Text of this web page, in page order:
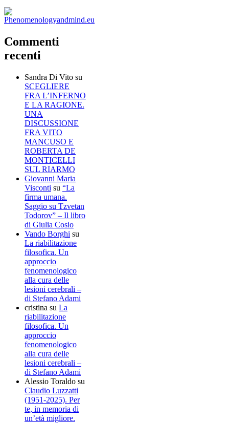
Commenti
recenti
Sandra Di Vito su
SCEGLIERE
FRA L’INFERNO
E LA RAGIONE.
UNA
DISCUSSIONE
FRA VITO
MANCUSO E
ROBERTA DE
MONTICELLI
SUL RIARMO
Giovanni Maria
Visconti su “La
firma umana.
Saggio su Tzvetan
Todorov” – Il libro
di Giulia Cosio
Vando Borghi su
La riabilitazione
filosofica. Un
approccio
fenomenologico
alla cura delle
lesioni cerebrali –
di Stefano Adami
cristina su La
riabilitazione
filosofica. Un
approccio
fenomenologico
alla cura delle
lesioni cerebrali –
di Stefano Adami
Alessio Toraldo su
Claudio Luzzatti
(1951-2025). Per
te, in memoria di
un’età migliore.